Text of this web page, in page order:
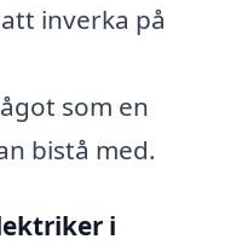
inverka på
som en
bistå med.
i